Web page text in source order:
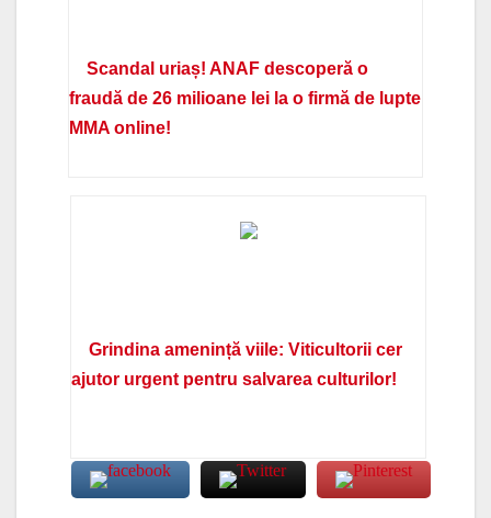
Scandal uriaș! ANAF descoperă o
fraudă de 26 milioane lei la o firmă de lupte
MMA online!
Grindina amenință viile: Viticultorii cer
ajutor urgent pentru salvarea culturilor!